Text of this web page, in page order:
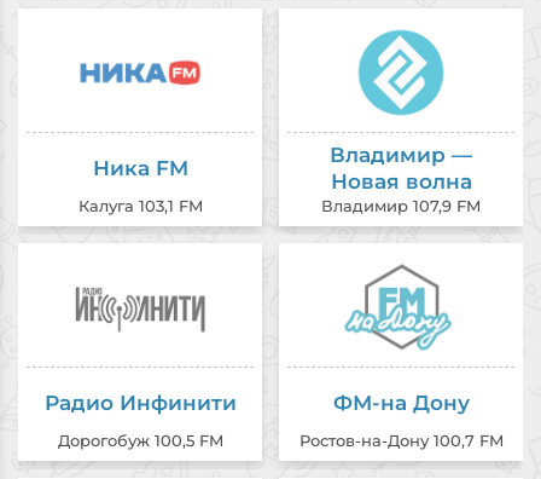
Ника FM
Калуга 103,1 FM
Владимир —
Новая волна
Владимир 107,9 FM
Радио Инфинити
Дорогобуж 100,5 FM
ФМ-на Дону
Ростов-на-Дону 100,7 FM